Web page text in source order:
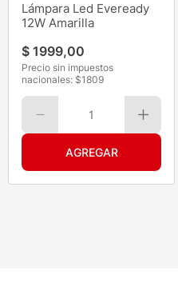
Lámpara Led Eveready
12W Amarilla
$ 1999,00
Precio sin impuestos
nacionales: $1809
1